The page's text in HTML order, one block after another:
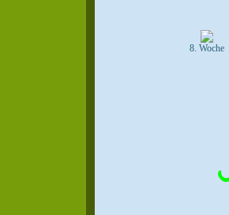
8. Woche